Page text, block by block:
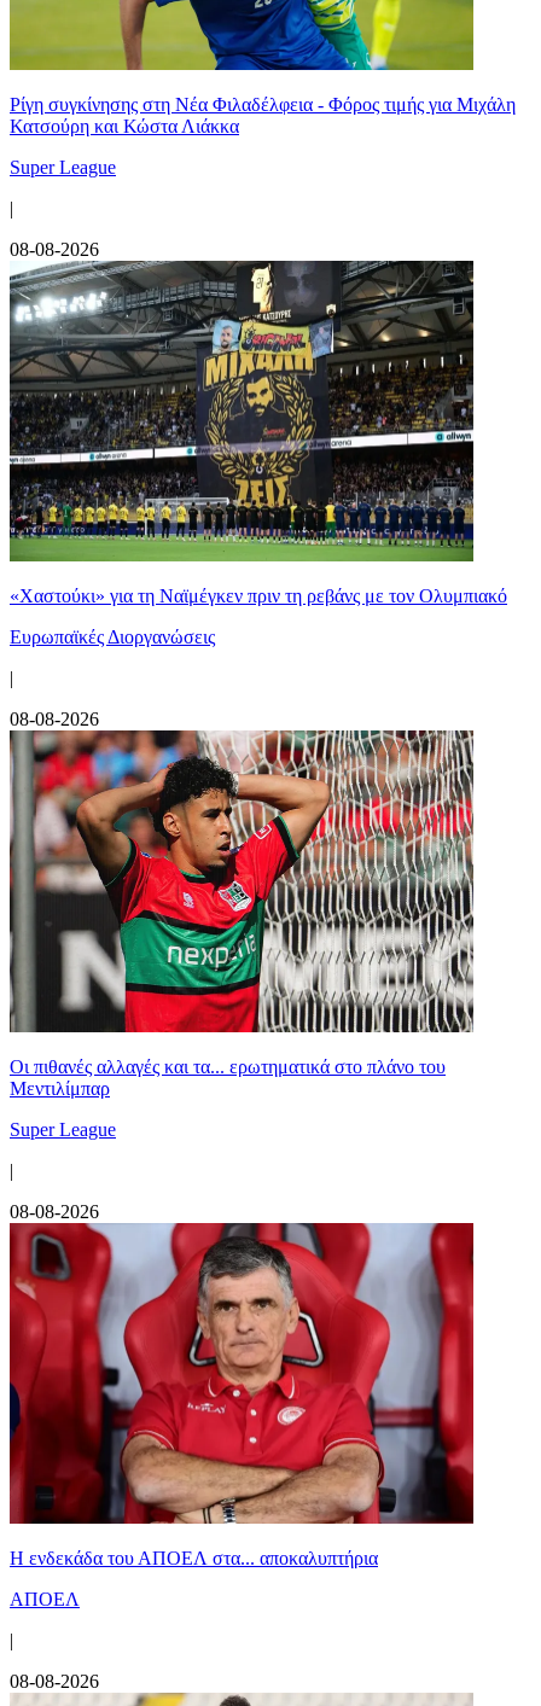
Ρίγη συγκίνησης στη Νέα Φιλαδέλφεια - Φόρος τιμής για Μιχάλη
Κατσούρη και Κώστα Λιάκκα
Super League
|
08-08-2026
«Χαστούκι» για τη Ναϊμέγκεν πριν τη ρεβάνς με τον Ολυμπιακό
Ευρωπαϊκές Διοργανώσεις
|
08-08-2026
Οι πιθανές αλλαγές και τα... ερωτηματικά στο πλάνο του
Μεντιλίμπαρ
Super League
|
08-08-2026
Η ενδεκάδα του ΑΠΟΕΛ στα... αποκαλυπτήρια
ΑΠΟΕΛ
|
08-08-2026